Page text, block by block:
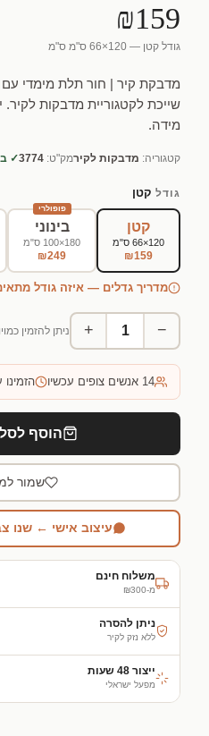
₪159
גודל קטן — 120×66 ס"מ ס"מ
מדבקת קיר | חור תלת מימדי עם
מידה.
קטגוריה: מדבקות לקירמק"ט: 3774
✓
גודל קטן
קטן
120×66 ס"מ
₪159
פופולרי
בינוני
180×100 ס"מ
₪249
מדריך גדלים — איזה גודל
−
+ ניתן להזמין
14 אנשים צופים עכשיו הזמינו
הוסף לסל —
שמור
עיצוב אישי ← שנו
משלוח חינם
מ-₪300
ניתן להסרה
ללא נזק לקיר
ייצור 48 שעות
מפעל ישראלי